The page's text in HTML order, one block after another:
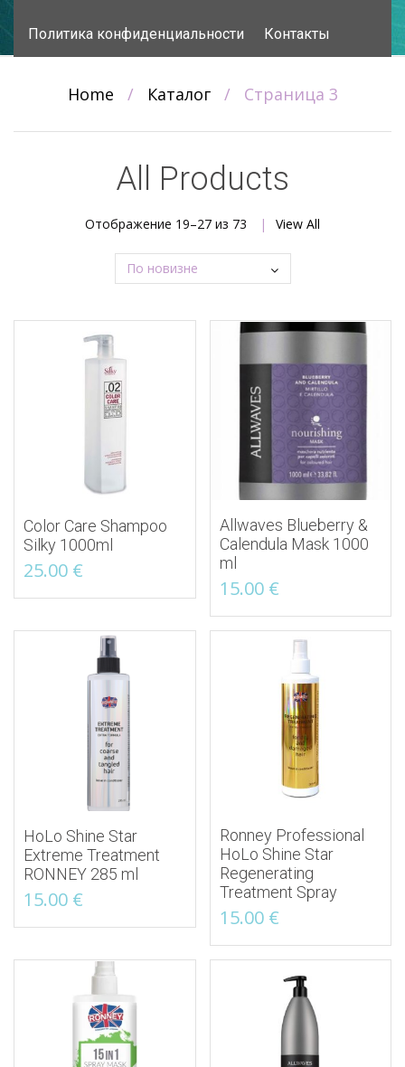
Политика конфиденциальности Контакты
Home / Каталог / Страница 3
All Products
Отображение 19–27 из 73 Сортировка:
самые
недавние
View All
Color Care Shampoo
Silky 1000ml
25.00 €
Allwaves Blueberry &
Calendula Mask 1000
ml
15.00 €
HoLo Shine Star
Extreme Treatment
RONNEY 285 ml
15.00 €
Ronney Professional
HoLo Shine Star
Regenerating
Treatment Spray
15.00 €